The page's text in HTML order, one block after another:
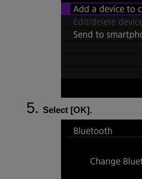
Select [OK].